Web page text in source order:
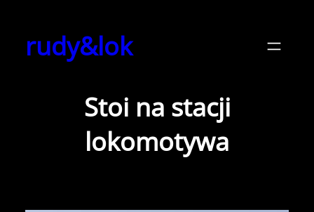
treścirudy&lok
Stoi na stacji
lokomotywa